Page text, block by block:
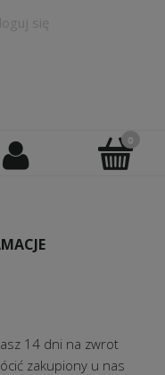
się
14 dni na zwrot
zakupiony u nas